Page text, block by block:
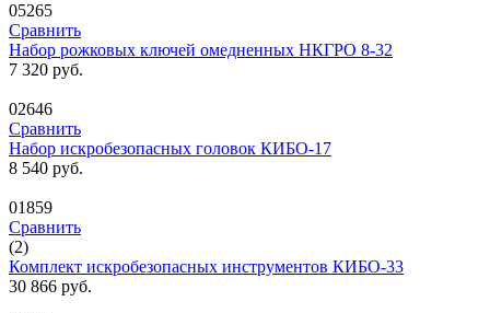
05265
Сравнить
Набор рожковых ключей омедненных НКГРО 8-32
7 320 руб.
02646
Сравнить
Набор искробезопасных головок КИБО-17
8 540 руб.
01859
Сравнить
(2)
Комплект искробезопасных инструментов КИБО-33
30 866 руб.